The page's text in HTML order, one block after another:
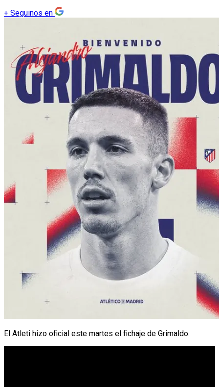
+ Seguinos en
El Atleti hizo oficial este martes el fichaje de Grimaldo.